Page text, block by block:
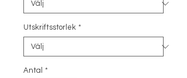
Utskriftsstorlek *
Antal *